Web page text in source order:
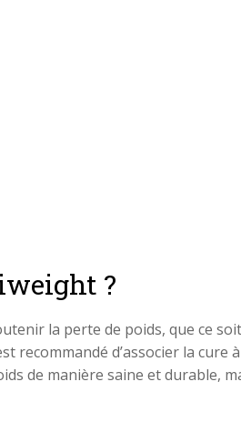
?
la perte de poids, que ce
recommandé d’associer la cure
de manière saine et durable,